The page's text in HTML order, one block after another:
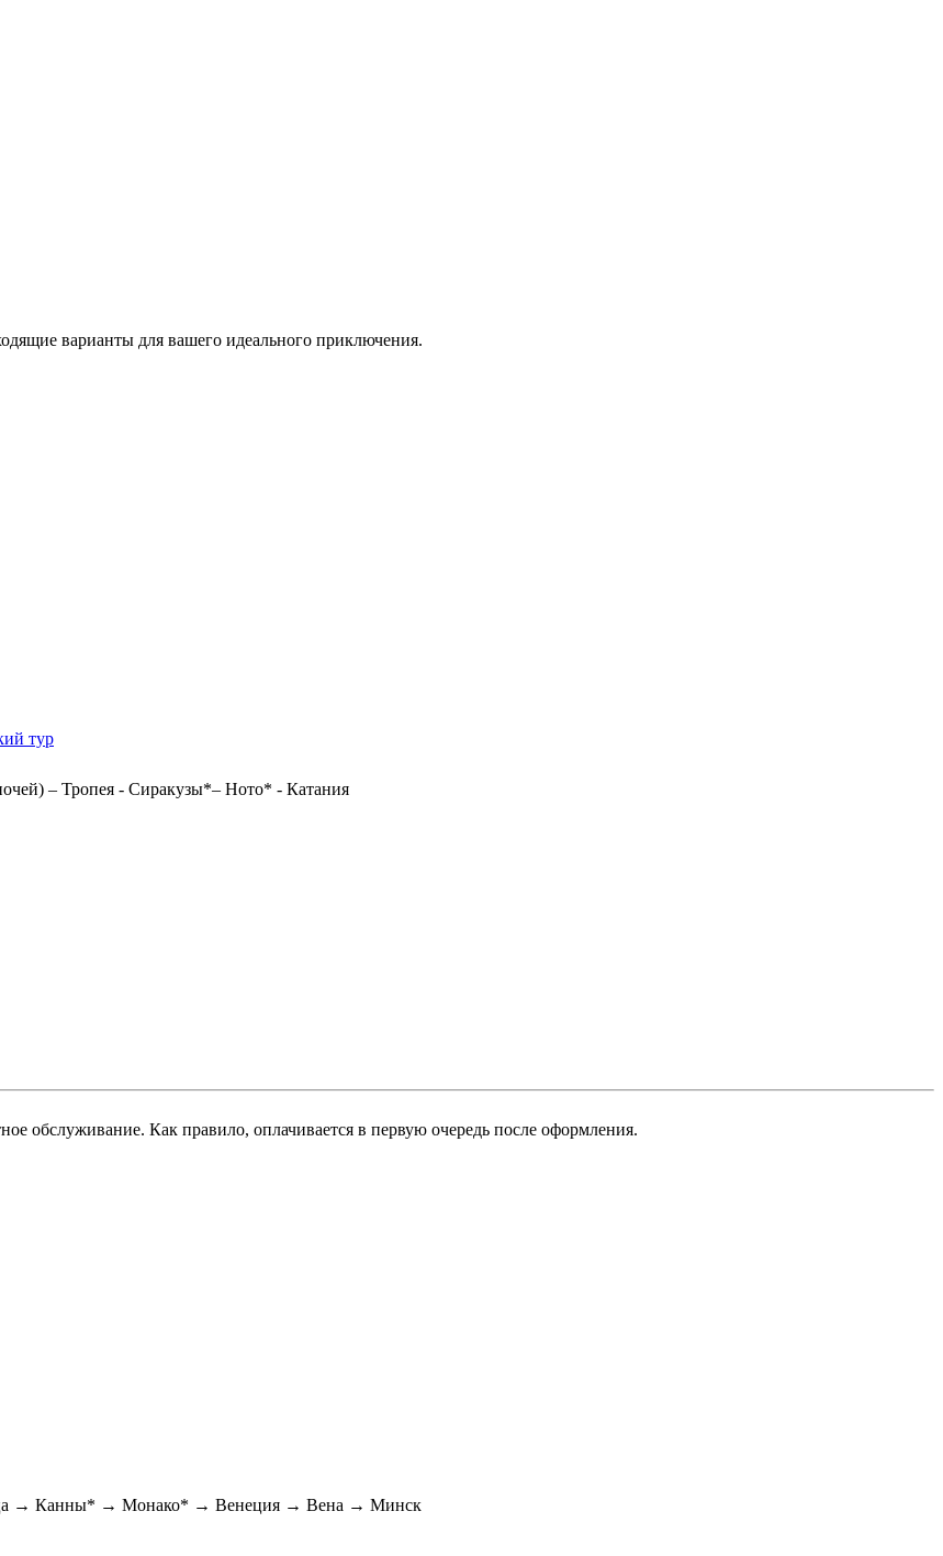
варианты для вашего идеального приключения.
тур
– Тропея - Сиракузы*– Ното* - Катания
обслуживание. Как правило, оплачивается в первую очередь после оформления.
→ Канны* → Монако* → Венеция → Вена → Минск